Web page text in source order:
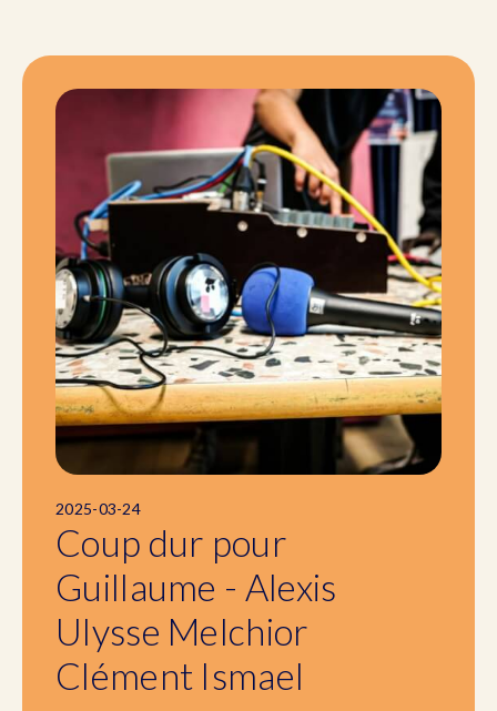
2025-03-24
Coup dur pour
Guillaume - Alexis
Ulysse Melchior
Clément Ismael